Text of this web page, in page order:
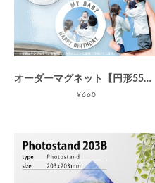
オーダーマグネット【円形55M】(直径55mm正円) ラウンド型カスタムマグネット/グリッター入りアルミマグネット/1枚から注文OK/マグネット印刷/マグネット制作/オリジナルマグネット作成/スマホの写真でマグネットが作れる！/アルミプレートで丈夫 / 母の日 父の日 敬老の日
¥660